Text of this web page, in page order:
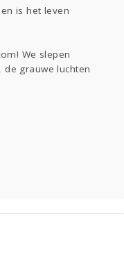
zoekt
Aangeboden
is het leven
We slepen
grauwe luchten